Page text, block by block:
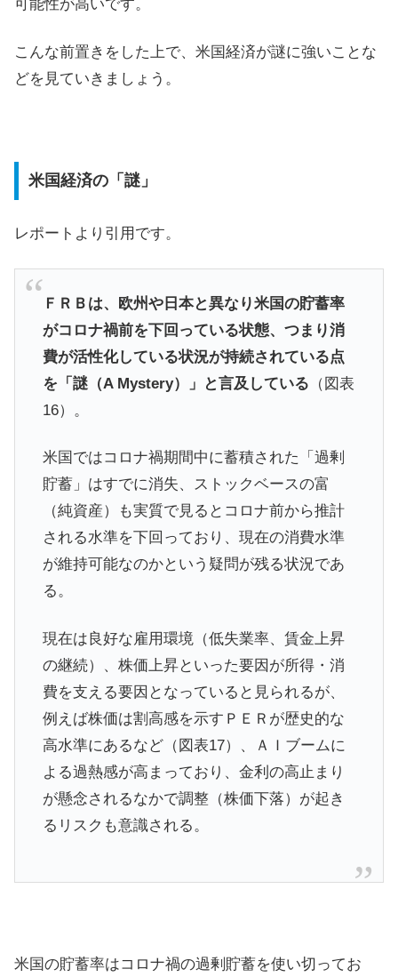
可能性が高いです。
こんな前置きをした上で、米国経済が謎に強いことな
どを見ていきましょう。
米国経済の「謎」
レポートより引用です。
ＦＲＢは、欧州や日本と異なり米国の貯蓄率
がコロナ禍前を下回っている状態、つまり消
費が活性化している状況が持続されている点
を「謎（A Mystery）」と言及している （図表
16）。
米国ではコロナ禍期間中に蓄積された「過剰
貯蓄」はすでに消失、ストックベースの富
（純資産）も実質で見るとコロナ前から推計
される水準を下回っており、現在の消費水準
が維持可能なのかという疑問が残る状況であ
る。
現在は良好な雇用環境（低失業率、賃金上昇
の継続）、株価上昇といった要因が所得・消
費を支える要因となっていると見られるが、
例えば株価は割高感を示すＰＥＲが歴史的な
高水準にあるなど（図表17）、ＡＩブームに
よる過熱感が高まっており、金利の高止まり
が懸念されるなかで調整（株価下落）が起き
るリスクも意識される。
米国の貯蓄率はコロナ禍の過剰貯蓄を使い切ってお